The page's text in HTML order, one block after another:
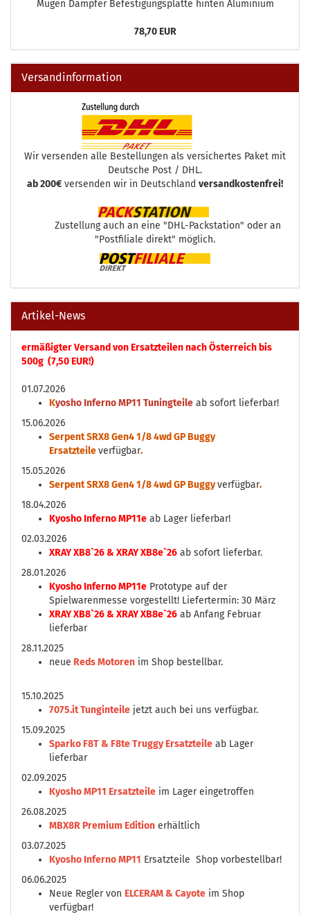
Mugen Dämpfer Befestigungsplatte hinten Aluminium
78,70 EUR
Versandinformation
Wir versenden alle Bestellungen als versichertes Paket mit
Deutsche Post / DHL.
ab 200€ versenden wir in Deutschland versandkostenfrei!
Zustellung auch an eine "DHL-Packstation" oder an
"Postfiliale direkt" möglich.
Artikel-News
ermäßigter Versand von Ersatzteilen nach Österreich bis
500g (7,50 EUR!)
01.07.2026
Kyosho Inferno MP11 Tuningteile ab sofort lieferbar!
15.06.2026
Serpent SRX8 Gen4 1/8 4wd GP Buggy
Ersatzteileverfügbar.
15.05.2026
Serpent SRX8 Gen4 1/8 4wd GP Buggyverfügbar.
18.04.2026
Kyosho Inferno MP11e ab Lager lieferbar!
02.03.2026
XRAY XB8`26 & XRAY XB8e`26 ab sofort lieferbar.
28.01.2026
Kyosho Inferno MP11e Prototype auf der
Spielwarenmesse vorgestellt! Liefertermin: 30 März
XRAY XB8`26 & XRAY XB8e`26 ab Anfang Februar
lieferbar
28.11.2025
neue Reds Motoren im Shop bestellbar.
15.10.2025
7075.it Tunginteile jetzt auch bei uns verfügbar.
15.09.2025
Sparko F8T & F8te Truggy Ersatzteile ab Lager
lieferbar
02.09.2025
Kyosho MP11 Ersatzteile im Lager eingetroffen
26.08.2025
MBX8R Premium Edition erhältlich
03.07.2025
Kyosho Inferno MP11 Ersatzteile Shop vorbestellbar!
06.06.2025
Neue Regler von ELCERAM & Cayote im Shop
verfügbar!